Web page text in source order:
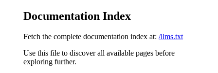
Documentation Index
Fetch the complete documentation index at: /llms.txt
Use this file to discover all available pages before
exploring further.